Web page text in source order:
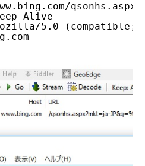
Alive
5.0 (compatible;